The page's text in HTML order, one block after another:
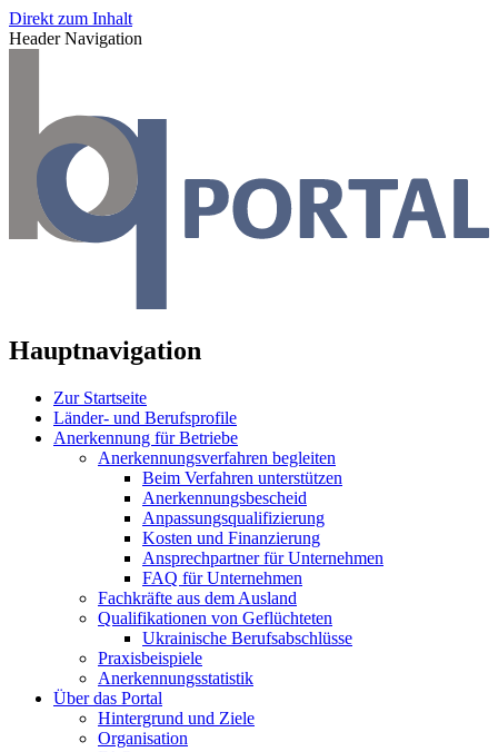
Direkt zum Inhalt
Header Navigation
Hauptnavigation
Zur Startseite
Länder- und Berufsprofile
Anerkennung für Betriebe
Anerkennungsverfahren begleiten
Beim Verfahren unterstützen
Anerkennungsbescheid
Anpassungsqualifizierung
Kosten und Finanzierung
Ansprechpartner für Unternehmen
FAQ für Unternehmen
Fachkräfte aus dem Ausland
Qualifikationen von Geflüchteten
Ukrainische Berufsabschlüsse
Praxisbeispiele
Anerkennungsstatistik
Über das Portal
Hintergrund und Ziele
Organisation